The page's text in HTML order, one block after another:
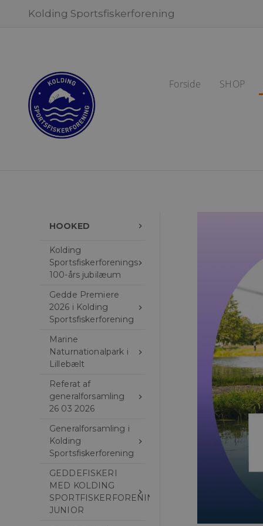
Kolding Sportsfiskerforening
Forside SHOP
HOOKED keyboard_arrow_right
Kolding
Sportsfiskerforenings
100-års jubilæum
keyboard_arrow_right
Gedde Premiere
2026 i Kolding
Sportsfiskerforening
keyboard_arrow_right
Marine
Naturnationalpark i
Lillebælt
keyboard_arrow_right
Referat af
generalforsamling
26 03 2026
keyboard_arrow_right
Generalforsamling i
Kolding
Sportsfiskerforening
keyboard_arrow_right
GEDDEFISKERI
MED KOLDING
SPORTFISKERFORENING
JUNIOR
keyboard_arrow_right